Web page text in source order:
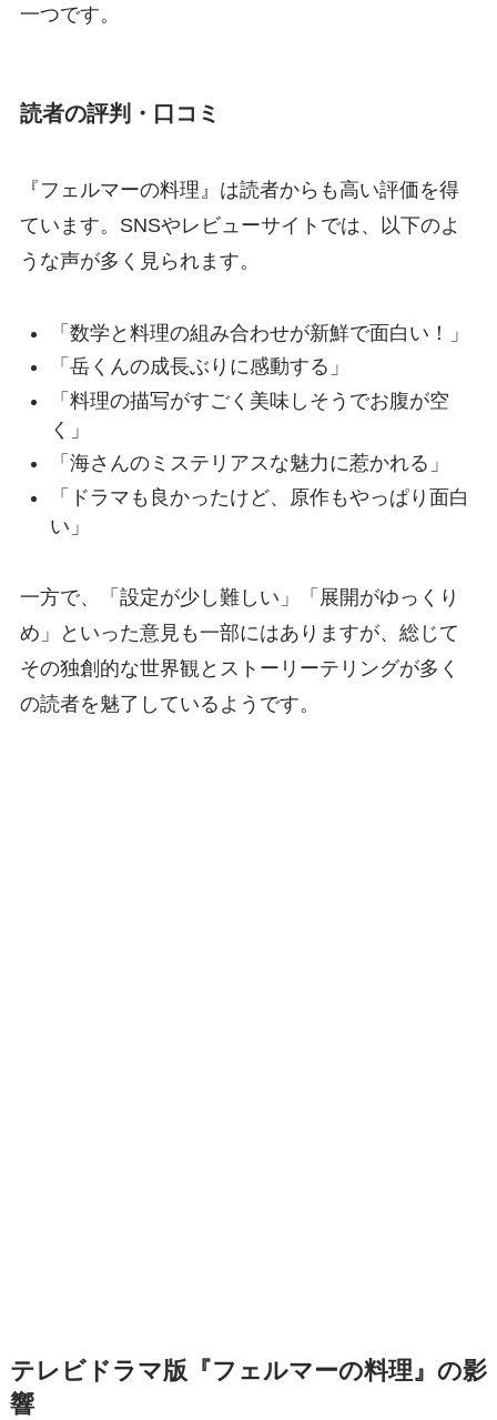
一つです。
読者の評判・口コミ
『フェルマーの料理』は読者からも高い評価を得
ています。SNSやレビューサイトでは、以下のよ
うな声が多く見られます。
「数学と料理の組み合わせが新鮮で面白い！」
「岳くんの成長ぶりに感動する」
「料理の描写がすごく美味しそうでお腹が空
く」
「海さんのミステリアスな魅力に惹かれる」
「ドラマも良かったけど、原作もやっぱり面白
い」
一方で、「設定が少し難しい」「展開がゆっくり
め」といった意見も一部にはありますが、総じて
その独創的な世界観とストーリーテリングが多く
の読者を魅了しているようです。
テレビドラマ版『フェルマーの料理』の影
響